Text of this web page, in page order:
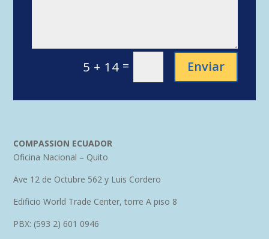
5 + 14= Enviar
COMPASSION ECUADOR
Oficina Nacional – Quito
Ave 12 de Octubre 562 y Luis Cordero
Edificio World Trade Center, torre A piso 8
PBX: (593 2) 601 0946